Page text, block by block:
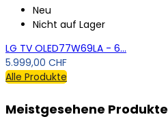
Neu
Nicht auf Lager
LG TV OLED77W69LA - 6...
5.999,00 CHF
Alle Produkte
Meistgesehene Produkte